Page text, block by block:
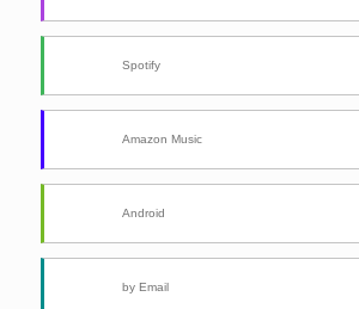
Spotify
Amazon Music
Android
by Email